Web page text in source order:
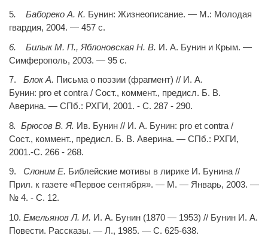
5. Бабореко А. К. Бунин: Жизнеописание. — М.: Молодая
гвардия, 2004. — 457 с.
6. Билык М. П., Яблоновская Н. В. И. А. Бунин и Крым. —
Симферополь, 2003. — 95 с.
7. Блок А. Письма о поэзии (фрагмент) // И. А.
Бунин: pro et contra / Сост., коммент., предисл. Б. В.
Аверина. — СПб.: РХГИ, 2001. - С. 287 - 290.
8. Брюсов В. Я. Ив. Бунин // И. А. Бунин: pro et contra /
Сост., коммент., предисл. Б. В. Аверина. — СПб.: РХГИ,
2001.-С. 266 - 268.
9. Слоним Е. Библейские мотивы в лирике И. Бунина //
Прил. к газете «Первое сентября». — М. — Январь, 2003. —
№ 4. - С. 12.
10. Емельянов Л. И. И. А. Бунин (1870 — 1953) // Бунин И. А.
Повести. Рассказы. — Л., 1985. — С. 625-638.